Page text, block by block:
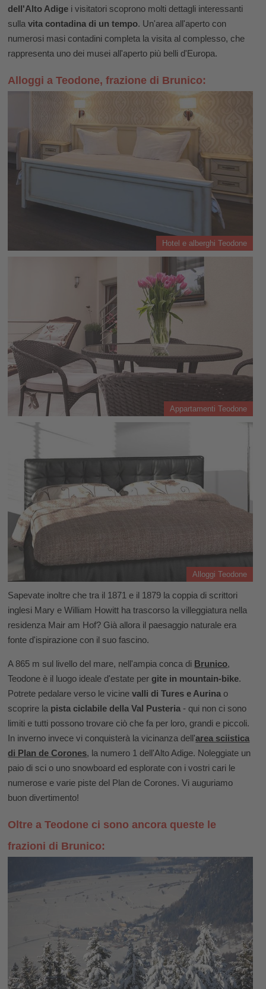
dell'Alto Adige i visitatori scoprono molti dettagli interessanti
sullavita contadina di un tempo. Un'area all'aperto con
numerosi masi contadini completa la visita al complesso, che
rappresenta uno dei musei all'aperto più belli d'Europa.
Alloggi a Teodone, frazione di Brunico:
Hotel e alberghi Teodone
Appartamenti Teodone
Alloggi Teodone
Sapevate inoltre che tra il 1871 e il 1879 la coppia di scrittori
inglesi Mary e William Howitt ha trascorso la villeggiatura nella
residenza Mair am Hof? Già allora il paesaggio naturale era
fonte d'ispirazione con il suo fascino.
A 865 m sul livello del mare, nell'ampia conca di Brunico,
Teodone è il luogo ideale d'estate pergite in mountain-bike.
Potrete pedalare verso le vicinevalli di Tures e Aurina o
scoprire la pista ciclabile della Val Pusteria - qui non ci sono
limiti e tutti possono trovare ciò che fa per loro, grandi e piccoli.
In inverno invece vi conquisterà la vicinanza dell'area sciistica
di Plan de Corones, la numero 1 dell'Alto Adige. Noleggiate un
paio di sci o uno snowboard ed esplorate con i vostri cari le
numerose e varie piste del Plan de Corones. Vi auguriamo
buon divertimento!
Oltre a Teodone ci sono ancora queste le
frazioni di Brunico: